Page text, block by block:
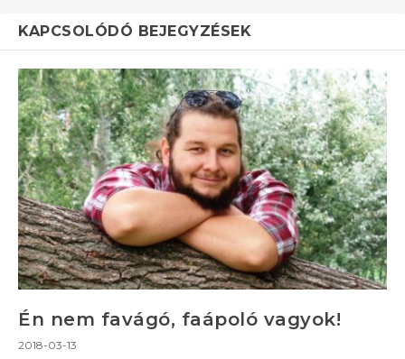
KAPCSOLÓDÓ BEJEGYZÉSEK
Én nem favágó, faápoló vagyok!
2018-03-13